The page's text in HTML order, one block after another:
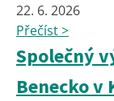
22. 6. 2026
Přečíst >
Společný
Benecko v